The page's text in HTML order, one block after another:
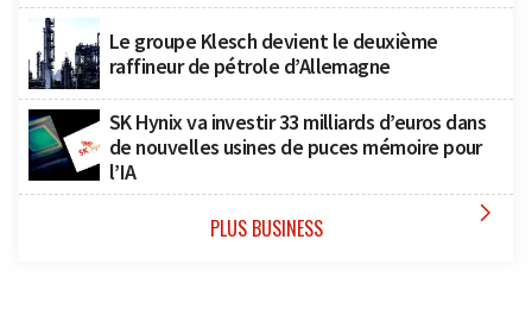
Le groupe Klesch devient le deuxième
raffineur de pétrole d’Allemagne
SK Hynix va investir 33 milliards d’euros dans
de nouvelles usines de puces mémoire pour
l’IA
PLUS BUSINESS 